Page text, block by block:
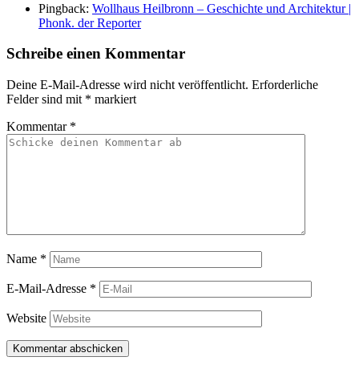
Pingback: Wollhaus Heilbronn – Geschichte und Architektur |
Phonk. der Reporter
Schreibe einen Kommentar
Deine E-Mail-Adresse wird nicht veröffentlicht. Erforderliche
Felder sind mit * markiert
Kommentar *
Name *
E-Mail-Adresse *
Website